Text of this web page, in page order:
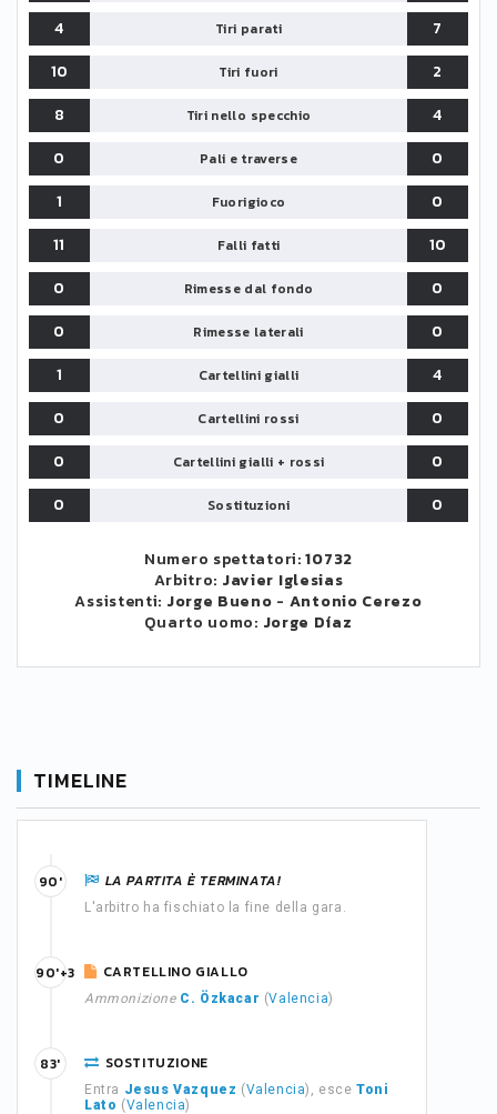
4 Tiri parati
7
10
Tiri fuori
2
8
Tiri nello specchio
4
0
Pali e traverse
0
1
Fuorigioco
0
11
Falli fatti
10
0
Rimesse dal fondo
0
0
Rimesse laterali
0
1
Cartellini gialli
4
0
Cartellini rossi
0
0
Cartellini gialli + rossi
0
0
Sostituzioni 0
Numero spettatori:10732
Arbitro: Javier Iglesias
Assistenti: Jorge Bueno - Antonio Cerezo
Quarto uomo: Jorge Díaz
TIMELINE
LA PARTITA È TERMINATA!
L'arbitro ha fischiato la fine della gara.
90'
CARTELLINO GIALLO
Ammonizione C. Özkacar (Valencia)
90'+3
SOSTITUZIONE
Entra Jesus Vazquez (Valencia), esceToni
Lato (Valencia)
83'